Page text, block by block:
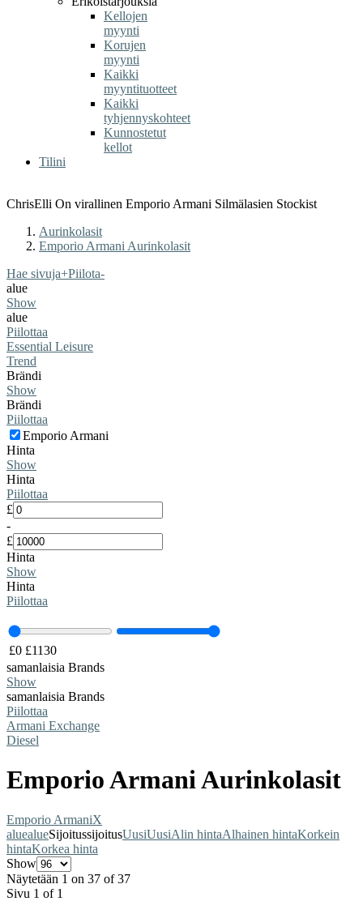
Kellojen
myynti
Korujen
myynti
Kaikki
myyntituotteet
Kaikki
tyhjennyskohteet
Kunnostetut
kellot
Tilini
ChrisElli On virallinen Emporio Armani Silmälasien Stockist
Aurinkolasit
Emporio Armani Aurinkolasit
Hae sivuja+Piilota-
alue
Show
alue
Piilottaa
Essential Leisure
Trend
Brändi
Show
Brändi
Piilottaa
Emporio Armani
Hinta
Show
Hinta
Piilottaa
£
-
£
Hinta
Show
Hinta
Piilottaa
£0 £1130
samanlaisia ​​Brands
Show
samanlaisia ​​Brands
Piilottaa
Armani Exchange
Diesel
Emporio Armani Aurinkolasit
Emporio ArmaniX
aluealueSijoitussijoitusUusiUusiAlin hintaAlhainen hintaKorkein
hintaKorkea hinta
Show
Näytetään 1 on 37 of 37
Sivu 1 of 1